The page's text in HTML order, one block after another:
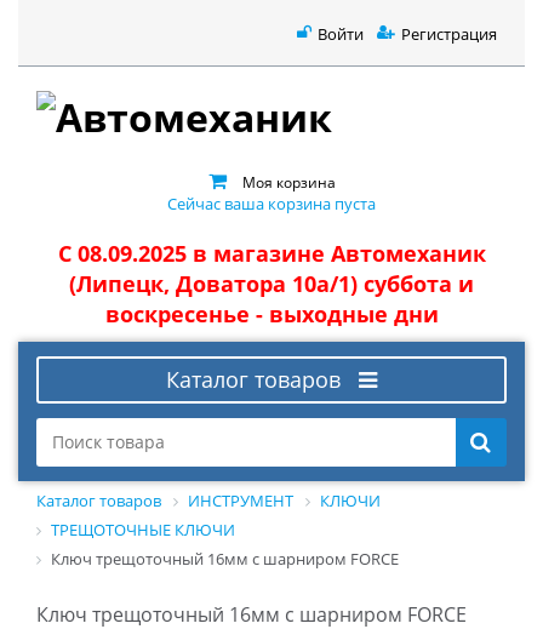
Войти Регистрация
Моя корзина
Сейчас ваша корзина пуста
С 08.09.2025 в магазине Автомеханик
(Липецк, Доватора 10а/1) суббота и
воскресенье - выходные дни
Каталог товаров
Каталог товаров ИНСТРУМЕНТ
КЛЮЧИ
ТРЕЩОТОЧНЫЕ КЛЮЧИ
Ключ трещоточный 16мм с шарниром FORCE
Ключ трещоточный 16мм с шарниром FORCE